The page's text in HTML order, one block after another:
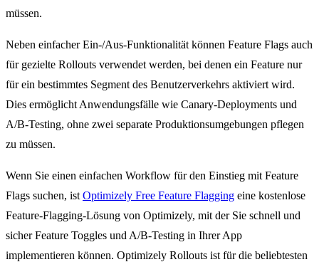
müssen.
Neben einfacher Ein-/Aus-Funktionalität können Feature Flags auch
für gezielte Rollouts verwendet werden, bei denen ein Feature nur
für ein bestimmtes Segment des Benutzerverkehrs aktiviert wird.
Dies ermöglicht Anwendungsfälle wie Canary-Deployments und
A/B-Testing, ohne zwei separate Produktionsumgebungen pflegen
zu müssen.
Wenn Sie einen einfachen Workflow für den Einstieg mit Feature
Flags suchen, ist Optimizely Free Feature Flagging eine kostenlose
Feature-Flagging-Lösung von Optimizely, mit der Sie schnell und
sicher Feature Toggles und A/B-Testing in Ihrer App
implementieren können. Optimizely Rollouts ist für die beliebtesten